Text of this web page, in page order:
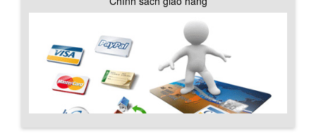
thân bồn nằm ngang, với cánh trộn bột
xoay đảo thuận nghịch. Vật liệu...
MÁY TRỘN BỘT KHÔ 200KG
Máy trộn bột khô 200kg được gia công
sản xuất tại công ty Á Âu. Máy dùng
trộn các loại bột khô trong các ngành...